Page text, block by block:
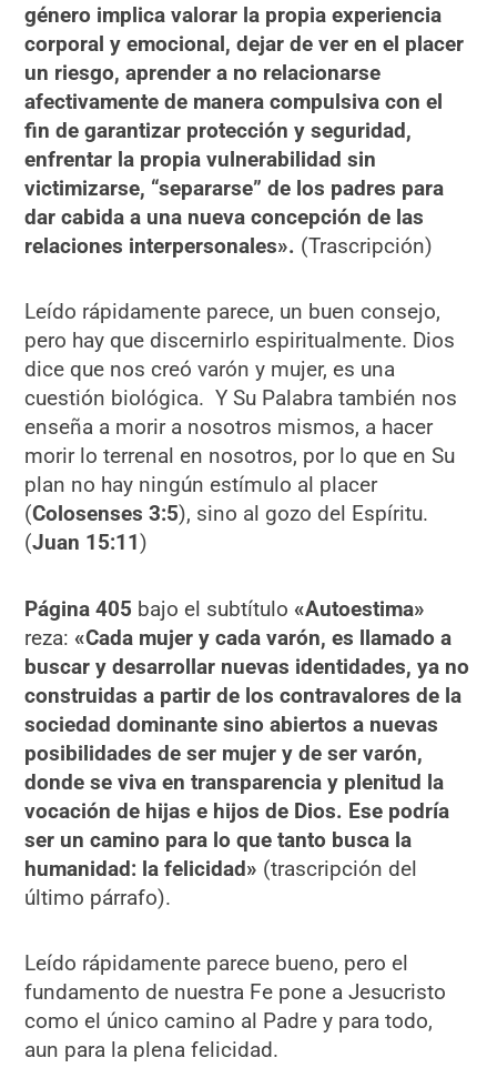
género implica valorar la propia experiencia
corporal y emocional, dejar de ver en el placer
un riesgo, aprender a no relacionarse
afectivamente de manera compulsiva con el
fin de garantizar protección y seguridad,
enfrentar la propia vulnerabilidad sin
victimizarse, “separarse” de los padres para
dar cabida a una nueva concepción de las
relaciones interpersonales». (Trascripción)
Leído rápidamente parece, un buen consejo,
pero hay que discernirlo espiritualmente. Dios
dice que nos creó varón y mujer, es una
cuestión biológica. Y Su Palabra también nos
enseña a morir a nosotros mismos, a hacer
morir lo terrenal en nosotros, por lo que en Su
plan no hay ningún estímulo al placer
(Colosenses 3:5), sino al gozo del Espíritu.
(Juan 15:11)
Página 405 bajo el subtítulo «Autoestima»
reza: «Cada mujer y cada varón, es llamado a
buscar y desarrollar nuevas identidades, ya no
construidas a partir de los contravalores de la
sociedad dominante sino abiertos a nuevas
posibilidades de ser mujer y de ser varón,
donde se viva en transparencia y plenitud la
vocación de hijas e hijos de Dios. Ese podría
ser un camino para lo que tanto busca la
humanidad: la felicidad» (trascripción del
último párrafo).
Leído rápidamente parece bueno, pero el
fundamento de nuestra Fe pone a Jesucristo
como el único camino al Padre y para todo,
aun para la plena felicidad.